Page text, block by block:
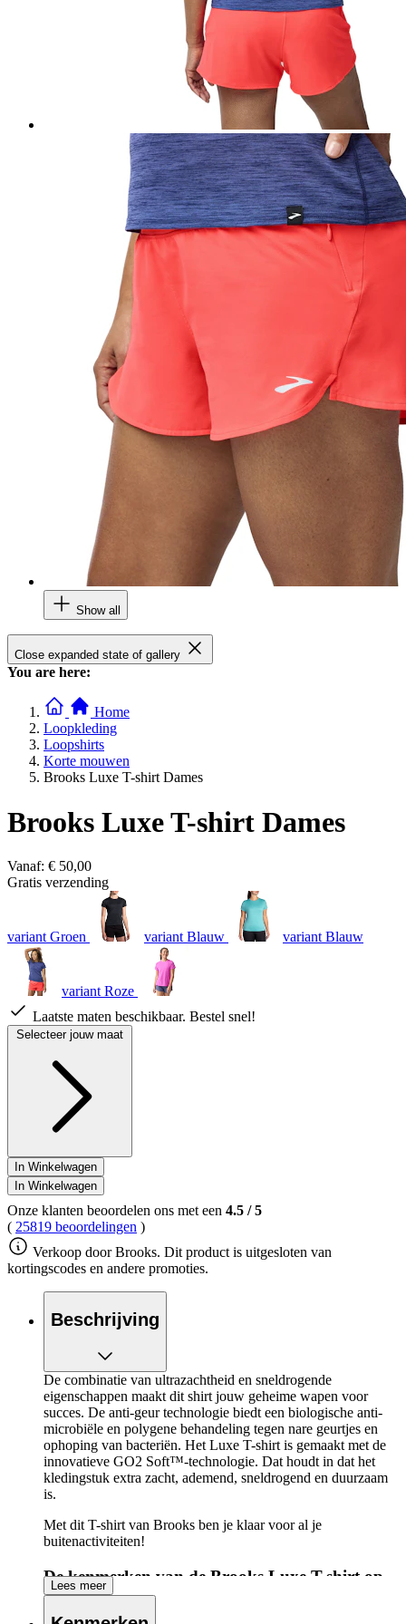
Show all
Close expanded state of gallery
You are here:
Home
Loopkleding
Loopshirts
Korte mouwen
Brooks Luxe T-shirt Dames
Brooks Luxe T-shirt Dames
Vanaf: € 50,00
Gratis verzending
variant Groen variant Blauw variant Blauw
variant Roze
Laatste maten beschikbaar. Bestel snel!
Selecteer jouw maat
In Winkelwagen
In Winkelwagen
Onze klanten beoordelen ons met een 4.5 /5
( 25819 beoordelingen )
Verkoop door Brooks. Dit product is uitgesloten van
kortingscodes en andere promoties.
Beschrijving
De combinatie van ultrazachtheid en sneldrogende
eigenschappen maakt dit shirt jouw geheime wapen voor
succes. De anti-geur technologie biedt een biologische anti-
microbiële en polygene behandeling tegen nare geurtjes en
ophoping van bacteriën. Het Luxe T-shirt is gemaakt met de
innovatieve GO2 Soft™-technologie. Dat houdt in dat het
kledingstuk extra zacht, ademend, sneldrogend en duurzaam
is.
Met dit T-shirt van Brooks ben je klaar voor al je
buitenactiviteiten!
De kenmerken van de Brooks Luxe T-shirt op
een rijtje:
Lees meer